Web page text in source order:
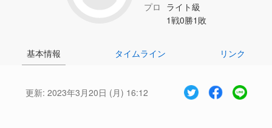
プロ ライト級
1戦0勝1敗
基本情報 タイムライン リンク
更新: 2023年3月20日 (月) 16:12